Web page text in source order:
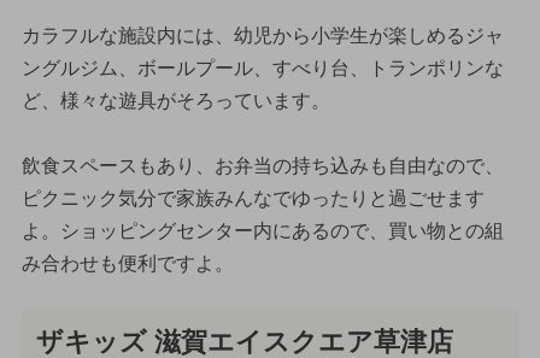
カラフルな施設内には、幼児から小学生が楽しめるジャ
ングルジム、ボールプール、すべり台、トランポリンな
ど、様々な遊具がそろっています。
飲食スペースもあり、お弁当の持ち込みも自由なので、
ピクニック気分で家族みんなでゆったりと過ごせます
よ。ショッピングセンター内にあるので、買い物との組
み合わせも便利ですよ。
ザキッズ 滋賀エイスクエア草津店